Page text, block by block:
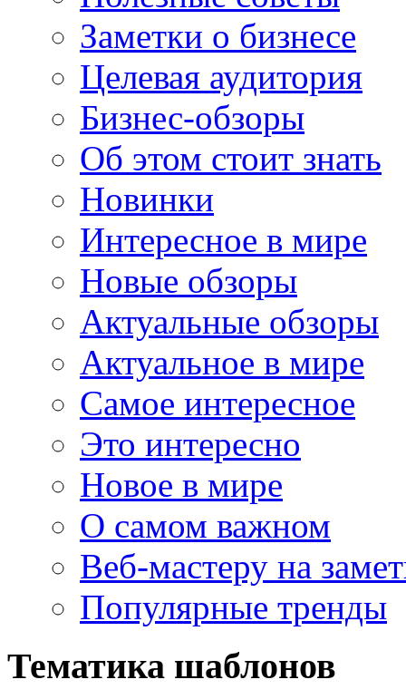
Заметки о бизнесе
Целевая аудитория
Бизнес-обзоры
Об этом стоит знать
Новинки
Интересное в мире
Новые обзоры
Актуальные обзоры
Актуальное в мире
Самое интересное
Это интересно
Новое в мире
О самом важном
Веб-мастеру на
Популярные тренды
Тематика шаблонов